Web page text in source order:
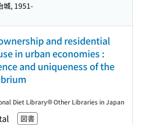
城, 1951-
and residential
in urban economies :
and uniqueness of the
図書
Diet Library Other Libraries in Japan